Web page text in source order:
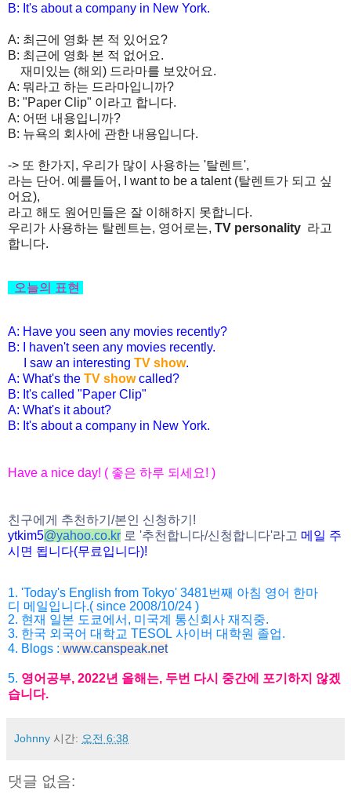
B: It's about a company in New York.
A: 최근에 영화 본 적 있어요?
B: 최근에 영화 본 적 없어요.
재미있는 (해외) 드라마를 보았어요.
A: 뭐라고 하는 드라마입니까?
B: "Paper Clip" 이라고 합니다.
A: 어떤 내용입니까?
B: 뉴욕의 회사에 관한 내용입니다.
-> 또 한가지, 우리가 많이 사용하는 '탈렌트',
라는 단어. 예를들어, I want to be a talent (탈렌트가 되고 싶
어요),
라고 해도 원어민들은 잘 이해하지 못합니다.
우리가 사용하는 탈렌트는, 영어로는, TV personality 라고
합니다.
오늘의 표현
A: Have you seen any movies recently?
B: I haven't seen any movies recently.
I saw an interesting TV show.
A: What's the TV showcalled?
B: It's called "Paper Clip"
A: What's it about?
B: It's about a company in New York.
Have a nice day! ( 좋은 하루 되세요! )
친구에게 추천하기 /본인 신청하기 !
ytkim5@yahoo.co.kr 로 '추천합니다/신청합니다'라고 메일 주
시면 됩니다(무료입니다)!
1. 'Today's English from Tokyo' 3481번째 아침 영어 한마
디 메일입니다.( since 2008/10/24 )
2. 현재 일본 도쿄에서 , 미국계 통신회사 재직중.
3. 한국 외국어 대학교 TESOL 사이버 대학원 졸업.
4. Blogs : www.canspeak.net
5. 영어공부, 2022년 올해는, 두번 다시 중간에 포기하지 않겠
습니 다.
Johnny 시간: 오전 6:38
댓글 없음: